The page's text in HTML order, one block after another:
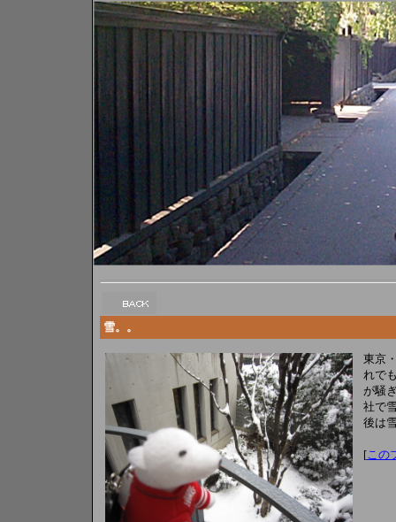
雪。。
東京
れで
が騒
社で
後は
[この